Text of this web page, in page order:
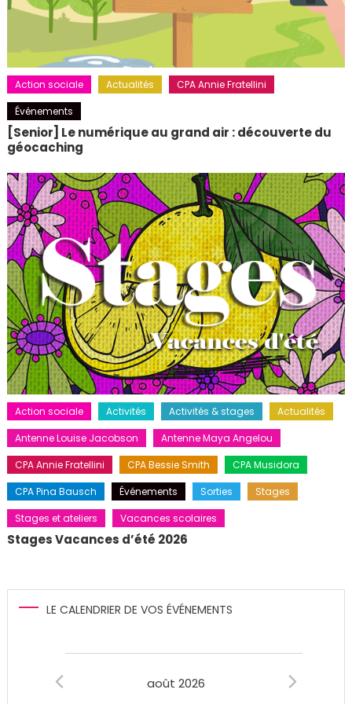
Action sociale Actualités
CPA Annie Fratellini
Événements
[Senior] Le numérique au grand air : découverte du
géocaching
Action sociale Activités Activités & stages
Actualités
Antenne Louise Jacobson
Antenne Maya Angelou
CPA Annie Fratellini
CPA Bessie Smith
CPA Musidora
CPA Pina Bausch
Événements Sorties
Stages
Stages et ateliers
Vacances scolaires
Stages Vacances d’été 2026
LE CALENDRIER DE VOS ÉVÉNEMENTS
août 2026